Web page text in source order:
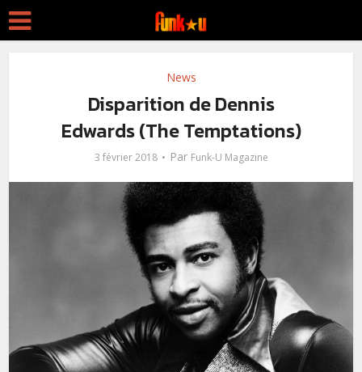
News
Disparition de Dennis
Edwards (The Temptations)
3 février 2018 Par Funk-U Magazine